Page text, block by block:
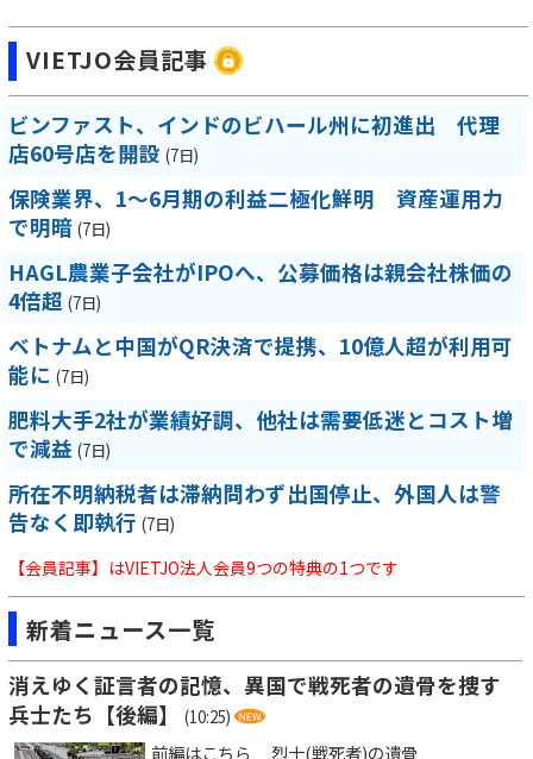
VIETJO会員記事
ビンファスト、インドのビハール州に初進出 代理
店60号店を開設 (7日)
保険業界、1～6月期の利益二極化鮮明 資産運用力
で明暗 (7日)
HAGL農業子会社がIPOへ、公募価格は親会社株価の
4倍超 (7日)
ベトナムと中国がQR決済で提携、10億人超が利用可
能に (7日)
肥料大手2社が業績好調、他社は需要低迷とコスト増
で減益 (7日)
所在不明納税者は滞納問わず出国停止、外国人は警
告なく即執行 (7日)
【会員記事】はVIETJO法人会員9つの特典の1つです
新着ニュース一覧
消えゆく証言者の記憶、異国で戦死者の遺骨を捜す
兵士たち【後編】
(10:25)
前編はこちら 烈士(戦死者)の遺骨